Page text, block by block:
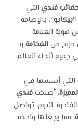
فندي التي
“بيكابو“، بالإضافة
هوية العلامة
مزيج منالفخامةو
أنحاء العالم.
التي أسسها في
، أصبحتفندي
اليوم، تواصل
، مما يجعلها واحدة